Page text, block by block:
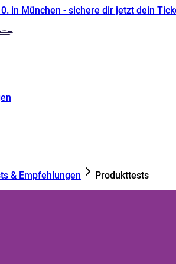
in München - sichere dir jetzt dein
& Empfehlungen Produkttests